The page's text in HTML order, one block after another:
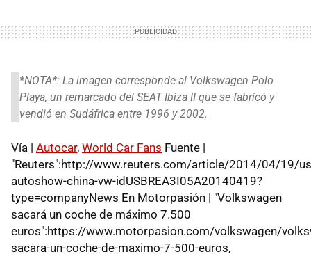
*NOTA*: La imagen corresponde al Volkswagen Polo
Playa, un remarcado del SEAT Ibiza II que se fabricó y
vendió en Sudáfrica entre 1996 y 2002.
Vía | Autocar, World Car Fans Fuente |
"Reuters":http://www.reuters.com/article/2014/04/19/
autoshow-china-vw-idUSBREA3I05A20140419?
type=companyNews En Motorpasión | "Volkswagen
sacará un coche de máximo 7.500
euros":https://www.motorpasion.com/volkswagen/
sacara-un-coche-de-maximo-7-500-euros,